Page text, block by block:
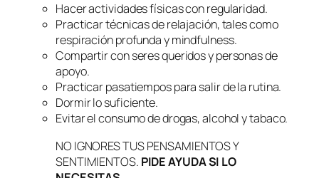
Hacer actividades físicas con regularidad.
Practicar técnicas de relajación, tales como
respiración profunda y mindfulness.
Compartir con seres queridos y personas de
apoyo.
Practicar pasatiempos para salir de la rutina.
Dormir lo suficiente.
Evitar el consumo de drogas, alcohol y tabaco.
NO IGNORES TUS PENSAMIENTOS Y
SENTIMIENTOS. PIDE AYUDA SI LO